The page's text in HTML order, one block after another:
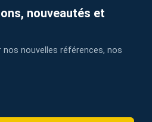
nouveautés et
nos nouvelles références, nos